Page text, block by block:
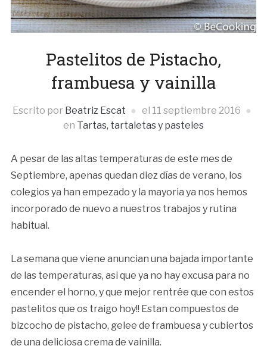
Pastelitos de Pistacho,
frambuesa y vainilla
Escrito por Beatriz Escat el 11 septiembre 2016
en Tartas, tartaletas y pasteles
A pesar de las altas temperaturas de este mes de
Septiembre, apenas quedan diez días de verano, los
colegios ya han empezado y la mayoria ya nos hemos
incorporado de nuevo a nuestros trabajos y rutina
habitual.
La semana que viene anuncian una bajada importante
de las temperaturas, asi que ya no hay excusa para no
encender el horno, y que mejor rentrée que con estos
pastelitos que os traigo hoy!! Estan compuestos de
bizcocho de pistacho, gelee de frambuesa y cubiertos
de una deliciosa crema de vainilla.